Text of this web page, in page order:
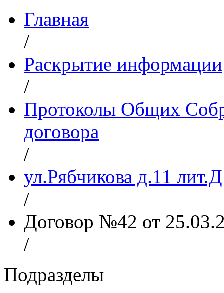
Главная
/
Раскрытие информации
/
Протоколы Общих
договора
/
ул.Рябчикова д.11
/
Договор №42 от
/
Подразделы